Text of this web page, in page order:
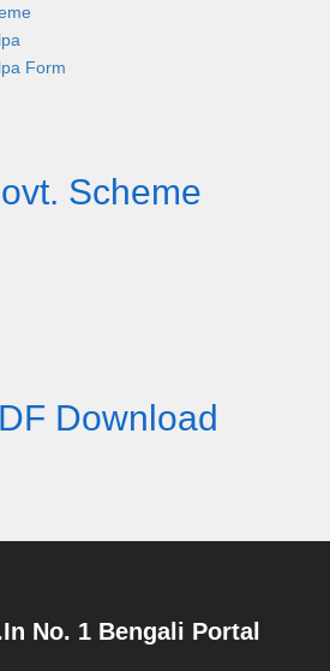
Form
Scheme
Download
No. 1 Bengali Portal